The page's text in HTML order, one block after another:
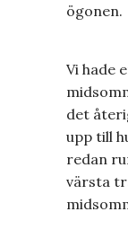
ögonen.
Vi hade
det
upp till
redan
värsta